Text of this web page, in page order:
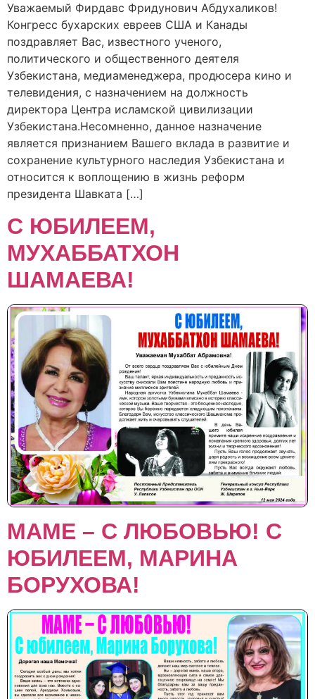
Уважаемый Фирдавс Фридунович Абдухаликов!
Конгресс бухарских евреев США и Канады
поздравляет Вас, известного ученого,
политического и общественного деятеля
Узбекистана, медиаменеджера, продюсера кино и
телевидения, с назначением на должность
директора Центра исламской цивилизации
Узбекистана.Несомненно, данное назначение
является признанием Вашего вклада в развитие и
сохранение культурного наследия Узбекистана и
относится к воплощению в жизнь реформ
президента Шавката […]
С ЮБИЛЕЕМ,
МУХАББАТХОН
ШАМАЕВА!
МАМЕ – С ЛЮБОВЬЮ! C
ЮБИЛЕЕМ, МАРИНА
БОРУХОВА!